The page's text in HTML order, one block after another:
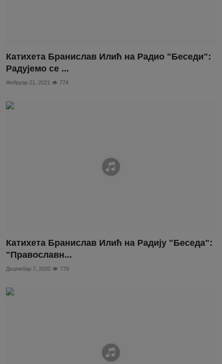
Катихета Бранислав Илић на Радио "Беседи":
Радујемо се ...
Фебруар 21, 2021 774
Катихета Бранислав Илић на Радију "Беседа":
"Православн...
Децембар 7, 2020 779